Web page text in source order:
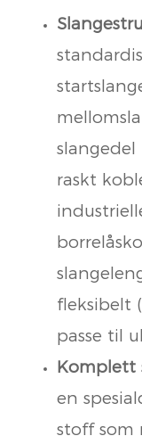
slangedel
raskt
fleksibelt
passe til
Komplett
en
stoff som